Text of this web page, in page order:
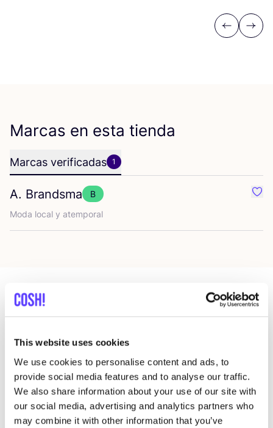
This website uses cookies
We use cookies to personalise content and ads, to
provide social media features and to analyse our traffic.
We also share information about your use of our site with
our social media, advertising and analytics partners who
may combine it with other information that you’ve
Previous
Next
Marcas en esta tienda
Marcas verificadas 1
A. Brandsma
B
Moda local y atemporal
Más tiendas en esa área
Xzota
Nieuwe Binnenweg 304f, Rotterdam
Joyería